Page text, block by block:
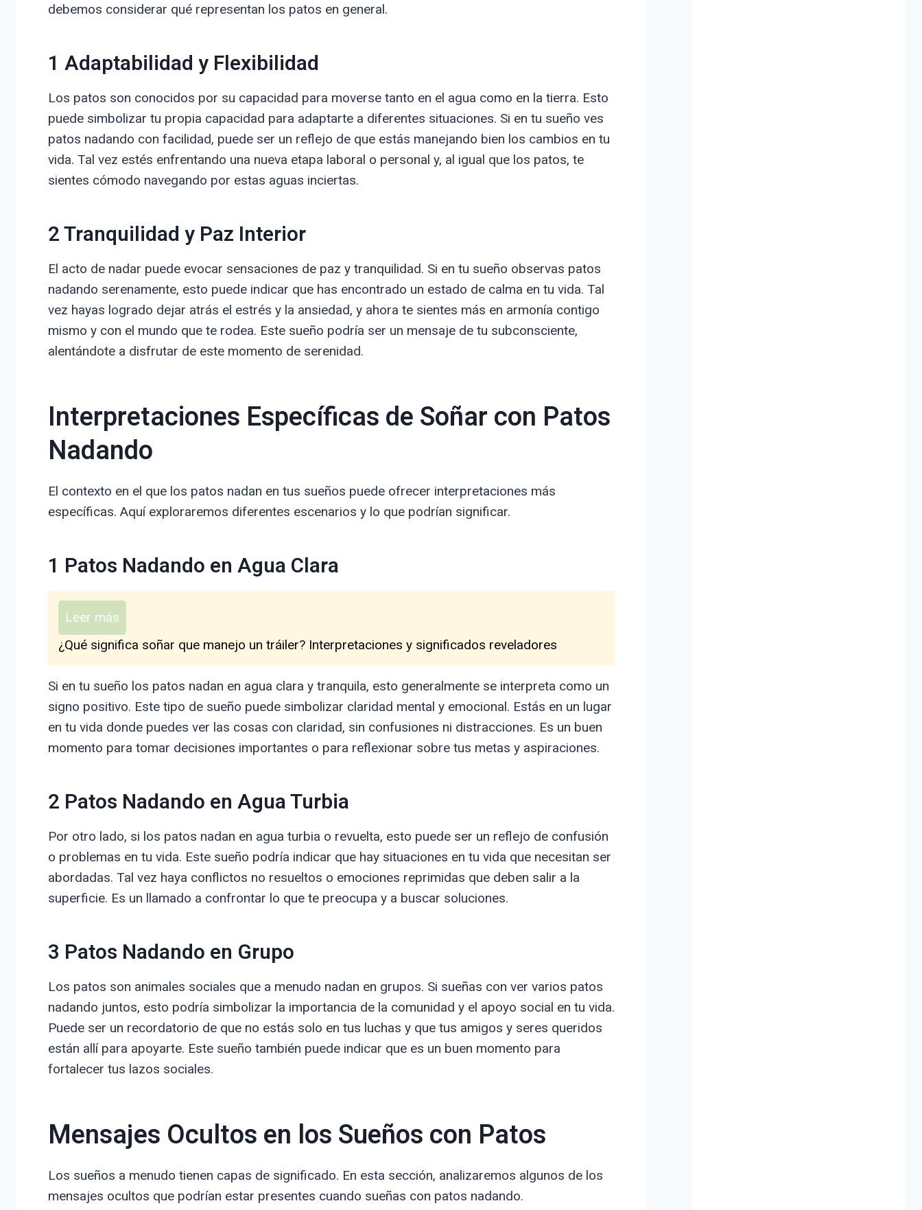
debemos considerar qué representan los patos en general.
1 Adaptabilidad y Flexibilidad
Los patos son conocidos por su capacidad para moverse tanto en el agua como en la tierra. Esto
puede simbolizar tu propia capacidad para adaptarte a diferentes situaciones. Si en tu sueño ves
patos nadando con facilidad, puede ser un reflejo de que estás manejando bien los cambios en tu
vida. Tal vez estés enfrentando una nueva etapa laboral o personal y, al igual que los patos, te
sientes cómodo navegando por estas aguas inciertas.
2 Tranquilidad y Paz Interior
El acto de nadar puede evocar sensaciones de paz y tranquilidad. Si en tu sueño observas patos
nadando serenamente, esto puede indicar que has encontrado un estado de calma en tu vida. Tal
vez hayas logrado dejar atrás el estrés y la ansiedad, y ahora te sientes más en armonía contigo
mismo y con el mundo que te rodea. Este sueño podría ser un mensaje de tu subconsciente,
alentándote a disfrutar de este momento de serenidad.
Interpretaciones Específicas de Soñar con Patos
Nadando
El contexto en el que los patos nadan en tus sueños puede ofrecer interpretaciones más
específicas. Aquí exploraremos diferentes escenarios y lo que podrían significar.
1 Patos Nadando en Agua Clara
Leer más
¿Qué significa soñar que manejo un tráiler? Interpretaciones y significados reveladores
Si en tu sueño los patos nadan en agua clara y tranquila, esto generalmente se interpreta como un
signo positivo. Este tipo de sueño puede simbolizar claridad mental y emocional. Estás en un lugar
en tu vida donde puedes ver las cosas con claridad, sin confusiones ni distracciones. Es un buen
momento para tomar decisiones importantes o para reflexionar sobre tus metas y aspiraciones.
2 Patos Nadando en Agua Turbia
Por otro lado, si los patos nadan en agua turbia o revuelta, esto puede ser un reflejo de confusión
o problemas en tu vida. Este sueño podría indicar que hay situaciones en tu vida que necesitan ser
abordadas. Tal vez haya conflictos no resueltos o emociones reprimidas que deben salir a la
superficie. Es un llamado a confrontar lo que te preocupa y a buscar soluciones.
3 Patos Nadando en Grupo
Los patos son animales sociales que a menudo nadan en grupos. Si sueñas con ver varios patos
nadando juntos, esto podría simbolizar la importancia de la comunidad y el apoyo social en tu vida.
Puede ser un recordatorio de que no estás solo en tus luchas y que tus amigos y seres queridos
están allí para apoyarte. Este sueño también puede indicar que es un buen momento para
fortalecer tus lazos sociales.
Mensajes Ocultos en los Sueños con Patos
Los sueños a menudo tienen capas de significado. En esta sección, analizaremos algunos de los
mensajes ocultos que podrían estar presentes cuando sueñas con patos nadando.